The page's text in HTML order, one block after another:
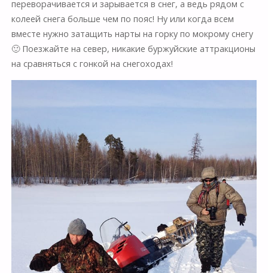
переворачивается и зарывается в снег, а ведь рядом с
колеей снега больше чем по пояс! Ну или когда всем
вместе нужно затащить нарты на горку по мокрому снегу
🙂 Поезжайте на север, никакие буржуйские аттракционы
на сравняться с гонкой на снегоходах!